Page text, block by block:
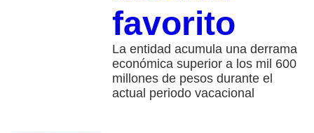
favorito
La entidad acumula una derrama
económica superior a los mil 600
millones de pesos durante el
actual periodo vacacional